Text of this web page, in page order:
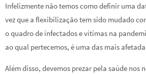
Infelizmente não temos como definir uma
vez que a flexibilização tem sido mudado
o quadro de infectados e vítimas na
ao qual pertecemos, é uma das mais
Além disso, devemos prezar pela saúde nos